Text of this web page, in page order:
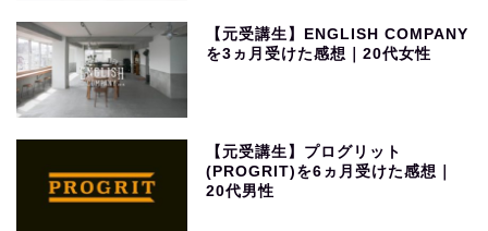
【元受講生】ENGLISH COMPANY
を3ヵ月受けた感想｜20代女性
【元受講生】プログリット
(PROGRIT)を6ヵ月受けた感想｜
20代男性